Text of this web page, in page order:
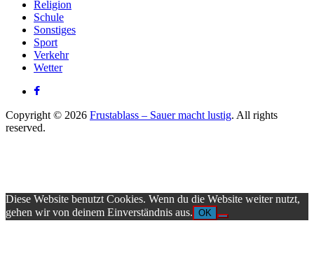
Religion
Schule
Sonstiges
Sport
Verkehr
Wetter
Copyright © 2026 Frustablass – Sauer macht lustig. All rights
reserved.
Diese Website benutzt Cookies. Wenn du die Website weiter nutzt,
gehen wir von deinem Einverständnis aus. OK